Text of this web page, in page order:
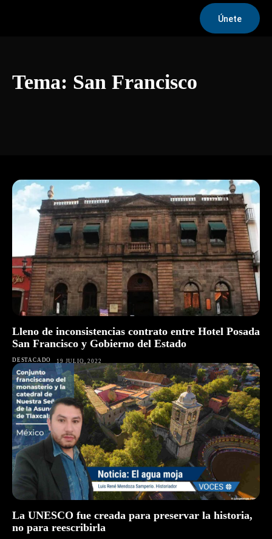
Únete
Tema: San Francisco
Lleno de inconsistencias contrato entre Hotel Posada
San Francisco y Gobierno del Estado
DESTACADO 19 JULIO, 2022
La UNESCO fue creada para preservar la historia,
no para reescribirla